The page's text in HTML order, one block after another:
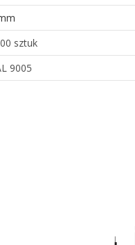
sztuk
9005